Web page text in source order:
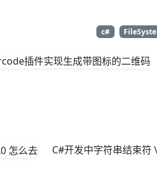
c#
C#开发中字符串结束符